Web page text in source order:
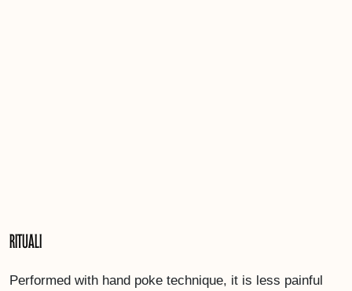
Rituali
Performed with hand poke technique, it is less painful